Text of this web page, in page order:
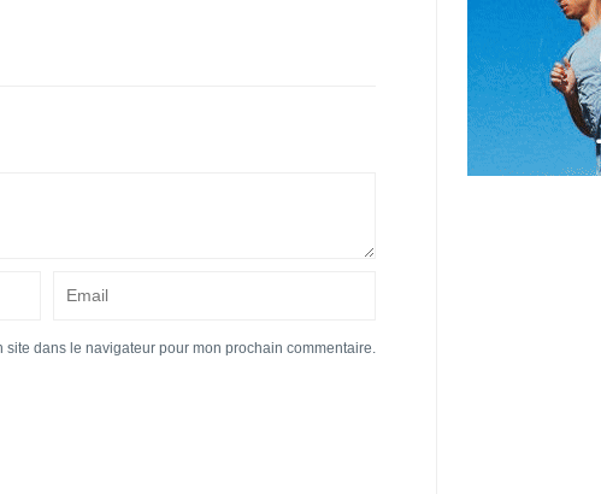
site dans le navigateur pour mon prochain commentaire.